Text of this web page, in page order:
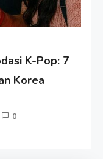
K-Pop: 7
Korea
0